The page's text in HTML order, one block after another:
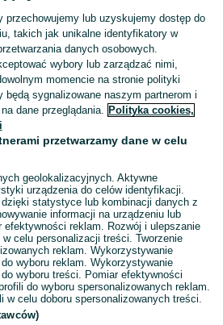
Zobacz
przechowujemy lub uzyskujemy dostęp do
takich jak unikalne identyfikatory w
danych osobowych.
wybory lub zarządzać nimi,
momencie na stronie polityki
będą sygnalizowane naszym partnerom i
dane przeglądania. Polityka cookies,
przetwarzamy dane w celu
geolokalizacyjnych. Aktywne
urządzenia do celów identyfikacji.
dzięki statystyce lub kombinacji danych z
informacji na urządzeniu lub
efektywności reklam. Rozwój i ulepszanie
w celu personalizacji treści. Tworzenie
reklam. Wykorzystywanie
wyboru reklam. Wykorzystywanie
wyboru treści. Pomiar efektywności
do wyboru spersonalizowanych reklam.
w celu doboru spersonalizowanych treści.